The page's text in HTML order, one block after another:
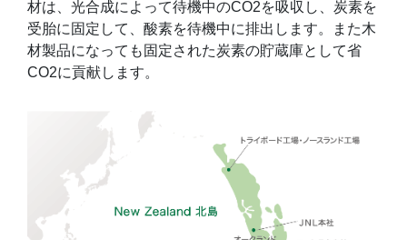
材は、光合成によって待機中のCO2を吸収し、炭素を
受胎に固定して、酸素を待機中に排出します。また木
材製品になっても固定された炭素の貯蔵庫として省
CO2に貢献します。